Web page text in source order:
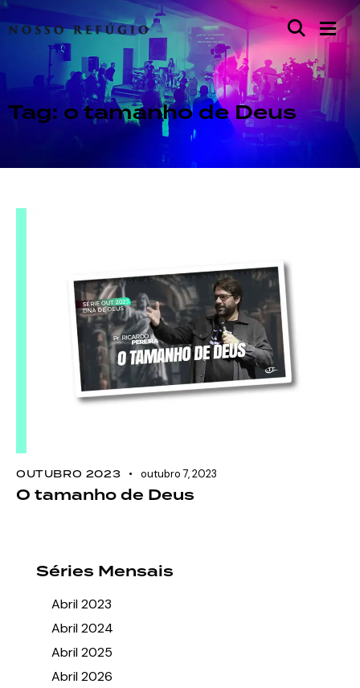
Tag: o tamanho de Deus
OUTUBRO 2023 outubro 7, 2023
O tamanho de Deus
Séries Mensais
Abril 2023
Abril 2024
Abril 2025
Abril 2026